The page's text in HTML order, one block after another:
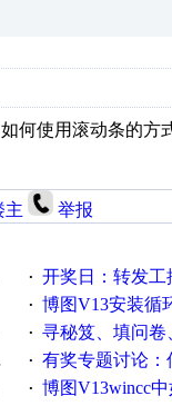
何使用滚动条的方
主 举报
· 开奖日：转发工控速派
· 博图V13安装循环重启
· 寻秘笈、填问卷
· 有奖专题讨论：伺服选择
· 博图V13wincc中如何